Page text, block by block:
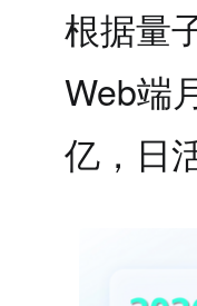
根据量
Web端
亿，日